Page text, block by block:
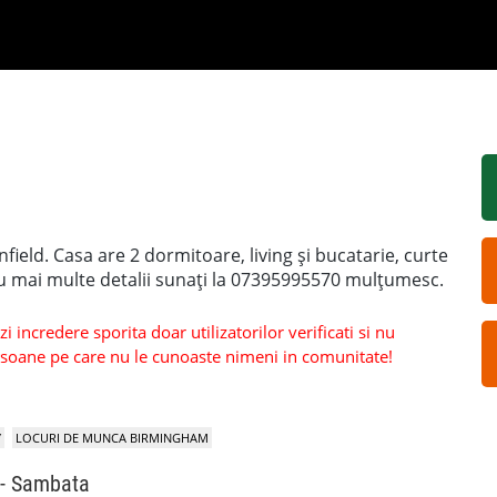
Casa are 2 dormitoare, living și bucatarie, curte
multe detalii sunați la 07395995570 mulțumesc.
incredere sporita doar utilizatorilor verificati si nu
pe care nu le cunoaste nimeni in comunitate!
LOCURI DE MUNCA BIRMINGHAM
Sambata